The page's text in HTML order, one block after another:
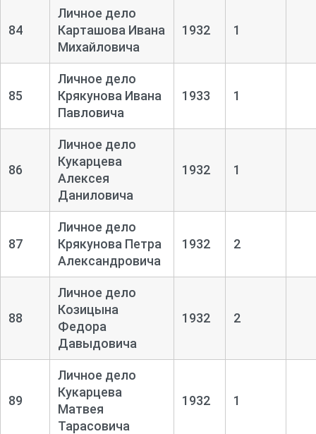
84
Личное дело
Карташова Ивана
Михайловича
1932 1
85
Личное дело
Крякунова Ивана
Павловича
1933 1
86
Личное дело
Кукарцева
Алексея
Даниловича
1932 1
87
Личное дело
Крякунова Петра
Александровича
1932 2
88
Личное дело
Козицына
Федора
Давыдовича
1932 2
89
Личное дело
Кукарцева
Матвея
Тарасовича
1932 1